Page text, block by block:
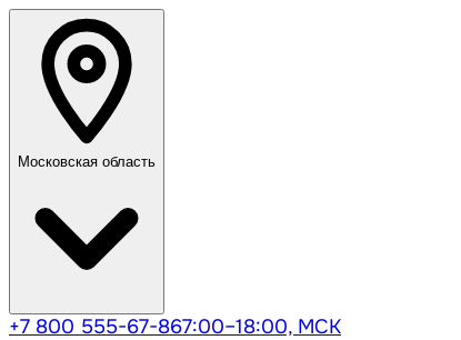
Московская область
+7 800 555-67-867:00–18:00, МСК